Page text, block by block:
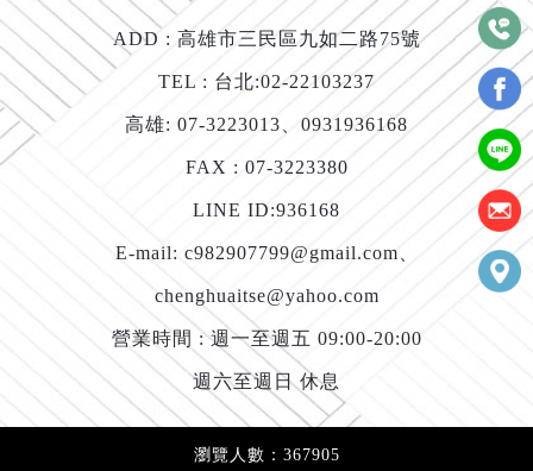
ADD : 高雄市三民區九如二路75號
TEL : 台北:02-22103237
高雄: 07-3223013、 0931936168
FAX : 07-3223380
LINE ID:936168
E-mail: c982907799@gmail.com、
chenghuaitse@yahoo.com
營業時間 : 週一至週五 09:00-20:00
週六至週日 休息
瀏覽人數：367905